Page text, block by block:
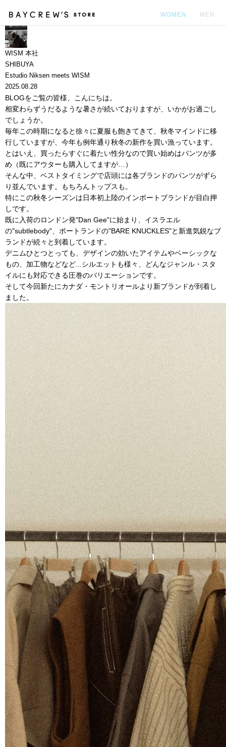
WOMEN MEN
WISM 本社
SHIBUYA
Estudio Niksen meets WISM
2025.08.28
BLOGをご覧の皆様、こんにちは。
相変わらずうだるような暑さが続いておりますが、いかがお過ごし
でしょうか。
毎年この時期になると徐々に夏服も飽きてきて、秋冬マインドに移
行していますが、今年も例年通り秋冬の新作を買い漁っています。
とはいえ、買ったらすぐに着たい性分なので買い始めはパンツが多
め（既にアウターも購入してますが…）
そんな中、ベストタイミングで店頭には各ブランドのパンツがずら
り並んでいます。もちろんトップスも。
特にこの秋冬シーズンは日本初上陸のインポートブランドが目白押
しです。
既に入荷のロンドン発"Dan Gee"に始まり、イスラエル
の"subtlebody"、ポートランドの"BARE KNUCKLES"と新進気鋭なブ
ランドが続々と到着しています。
デニムひとつとっても、デザインの効いたアイテムやベーシックな
もの、加工物などなど...シルエットも様々、どんなジャンル・スタ
イルにも対応できる圧巻のバリエーションです。
そして今回新たにカナダ・モントリオールより新ブランドが到着し
ました。